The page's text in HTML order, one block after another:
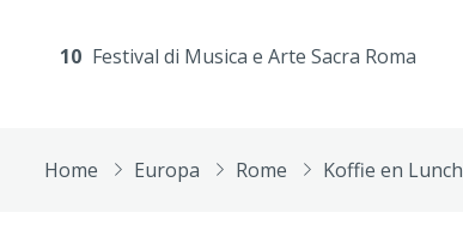
10 Festival di Musica e Arte Sacra Roma
Home Europa Rome Koffie en Lunch